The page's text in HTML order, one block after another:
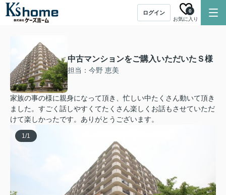
ログイン
お気に入り
0
中古マンションをご購入いただいたＳ様
担当：今野 恵美
家族の事の様に親身になって頂き、忙しい中たくさん動いて頂き
ました。すごく話しやすくてたくさん楽しくお話もさせていただ
けて楽しかったです。ありがとうございます。
1/1